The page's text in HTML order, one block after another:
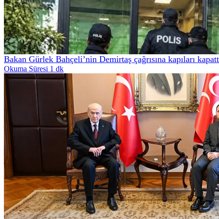
Bakan Gürlek Bahçeli’nin Demirtaş çağrısına kapıları
Okuma Süresi 1 dk